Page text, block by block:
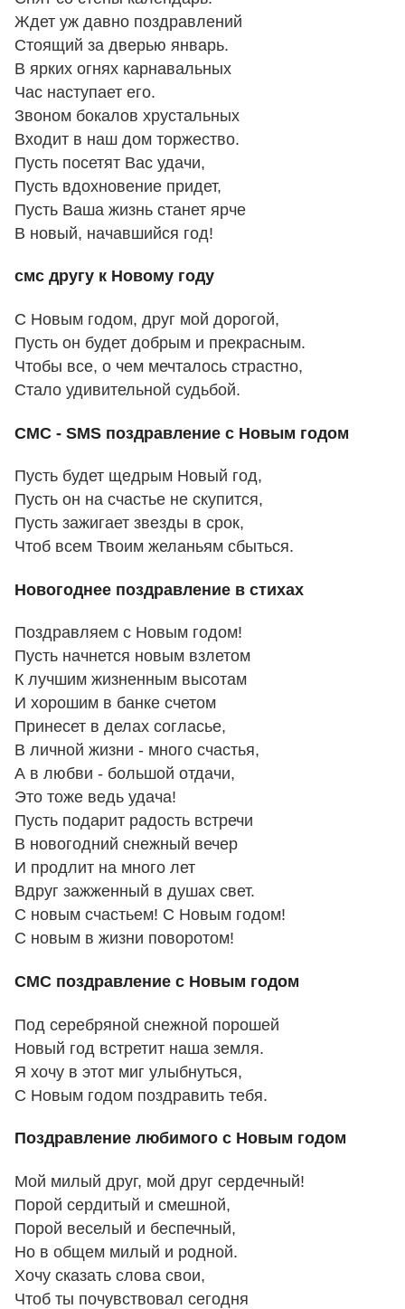
Ждет уж давно поздравлений
Стоящий за дверью январь.
В ярких огнях карнавальных
Час наступает его.
Звоном бокалов хрустальных
Входит в наш дом торжество.
Пусть посетят Вас удачи,
Пусть вдохновение придет,
Пусть Ваша жизнь станет ярче
В новый, начавшийся год!
смс другу к Новому году
С Hовым годом, друг мой дорогой,
Пусть он будет добрым и прекрасным.
Чтобы все, о чем мечталось страстно,
Стало удивительной судьбой.
СМС - SMS поздравление с Новым годом
Пусть будет щедрым Новый год,
Пусть он на счастье не скупится,
Пусть зажигает звезды в срок,
Чтоб всем Твоим желаньям сбыться.
Новогоднее поздравление в стихах
Поздравляем с Новым годом!
Пусть начнется новым взлетом
К лучшим жизненным высотам
И хорошим в банке счетом
Принесет в делах согласье,
В личной жизни - много счастья,
А в любви - большой отдачи,
Это тоже ведь удача!
Пусть подарит радость встречи
В новогодний снежный вечер
И продлит на много лет
Вдруг зажженный в душах свет.
С новым счастьем! С Новым годом!
С новым в жизни поворотом!
СМС поздравление с Новым годом
Под серебряной снежной порошей
Новый год встретит наша земля.
Я хочу в этот миг улыбнуться,
С Новым годом поздравить тебя.
Поздравление любимого с Новым годом
Мой милый друг, мой друг сердечный!
Порой сердитый и смешной,
Порой веселый и беспечный,
Но в общем милый и родной.
Хочу сказать слова свои,
Чтоб ты почувствовал сегодня